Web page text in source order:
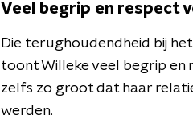
Veel begrip en respect
Die terughoudendheid bij
toont Willeke veel begrip en
zelfs zo groot dat haar
werden.